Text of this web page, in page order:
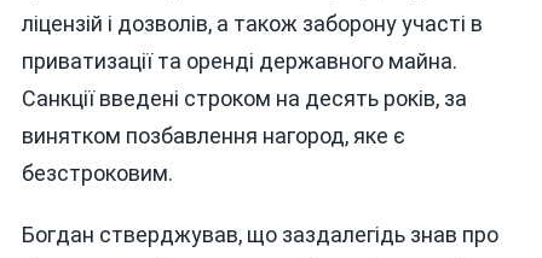
ліцензій і дозволів, а також заборону участі в
приватизації та оренді державного майна.
Санкції введені строком на десять років, за
винятком позбавлення нагород, яке є
безстроковим.
Богдан стверджував, що заздалегідь знав про